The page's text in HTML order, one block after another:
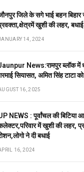
जिले के सगे भाई बहन बिहार
खुशी की लहर, बधाई
14, 2024
News:रामपुर ब्लॉक में
सियासत, अमित सिंह टाटा
16, 2025
NEWS : पूर्वांचल की बिटिया
में खुशी की लहर,
ने दी बधाई
16, 2024